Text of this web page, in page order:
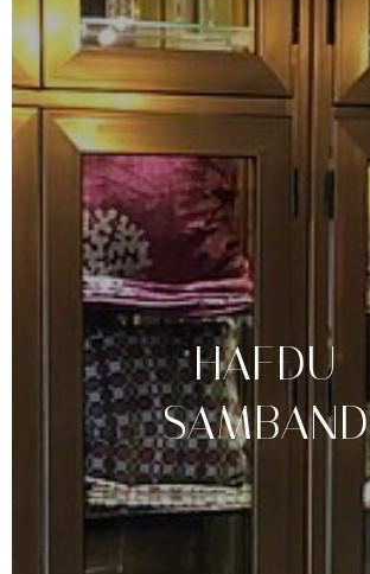
HAFÐU
SAMBAND